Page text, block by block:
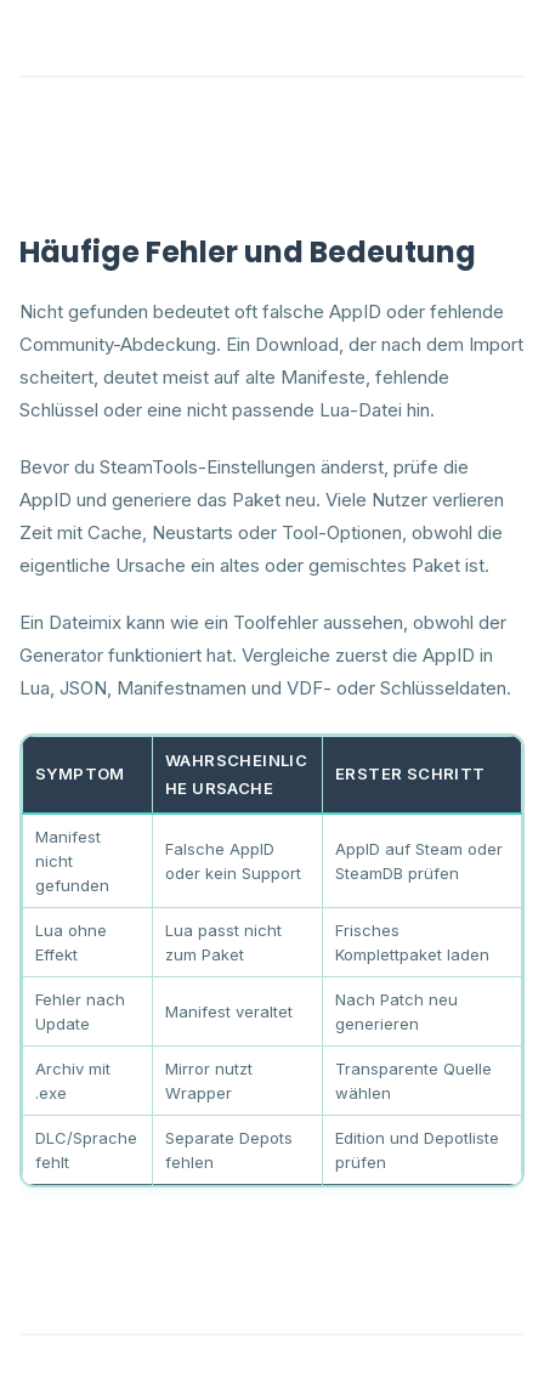
Häufige Fehler und Bedeutung
Nicht gefunden bedeutet oft falsche AppID oder fehlende
Community-Abdeckung. Ein Download, der nach dem Import
scheitert, deutet meist auf alte Manifeste, fehlende
Schlüssel oder eine nicht passende Lua-Datei hin.
Bevor du SteamTools-Einstellungen änderst, prüfe die
AppID und generiere das Paket neu. Viele Nutzer verlieren
Zeit mit Cache, Neustarts oder Tool-Optionen, obwohl die
eigentliche Ursache ein altes oder gemischtes Paket ist.
Ein Dateimix kann wie ein Toolfehler aussehen, obwohl der
Generator funktioniert hat. Vergleiche zuerst die AppID in
Lua, JSON, Manifestnamen und VDF- oder Schlüsseldaten.
SYMPTOM
WAHRSCHEINLIC
HE URSACHE
ERSTER SCHRITT
Manifest
nicht
gefunden
Falsche AppID
oder kein Support
AppID auf Steam oder
SteamDB prüfen
Lua ohne
Effekt
Lua passt nicht
zum Paket
Frisches
Komplettpaket laden
Fehler nach
Update
Manifest veraltet
Nach Patch neu
generieren
Archiv mit
.exe
Mirror nutzt
Wrapper
Transparente Quelle
wählen
DLC/Sprache
fehlt
Separate Depots
fehlen
Edition und Depotliste
prüfen